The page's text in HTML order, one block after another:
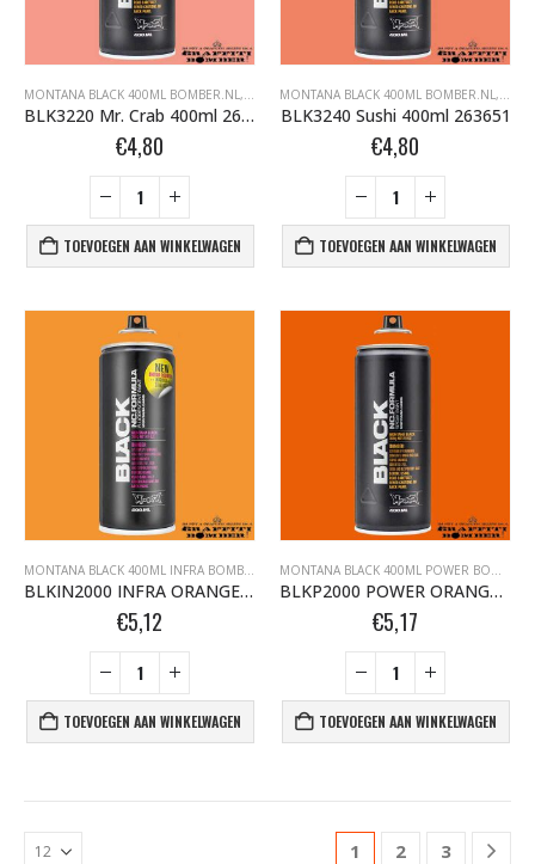
MONTANA BLACK 400ML BOMBER.NL , MONTANA BLACK BOMBER.NL ,MONTANA
BLK3220 Mr. Crab 400ml 263644
€4,80
TOEVOEGEN AAN WINKELWAGEN
MONTANA BLACK 400ML BOMBER.NL ,
BLK3240 Sushi 400ml 263651
€4,80
TOEVOEGEN AAN WINKELWAGEN
,MONTANA BLACK BOMBER.NL,MONTANA
BLKIN2000 INFRA ORANGE 400ml 352249
€5,12
TOEVOEGEN AAN WINKELWAGEN
BLKP2000 POWER ORANGE 400ml 352195
€5,17
TOEVOEGEN AAN WINKELWAGEN
1 2 3